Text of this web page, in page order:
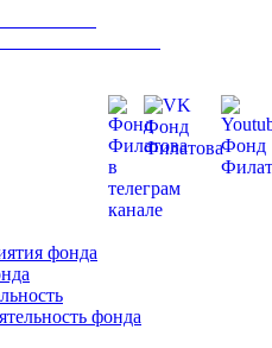
фонда
фонда